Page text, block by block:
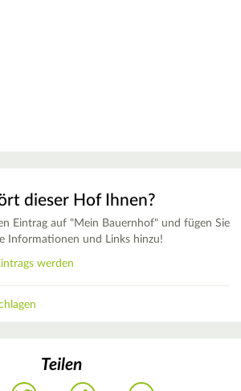
dieser Hof Ihnen?
Eintrag auf "Mein Bauernhof" und fügen Sie
Informationen und Links hinzu!
werden
Teilen